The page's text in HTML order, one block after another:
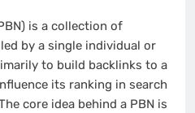
is a collection of
by a single individual or
to build backlinks to a
its ranking in search
core idea behind a PBN is